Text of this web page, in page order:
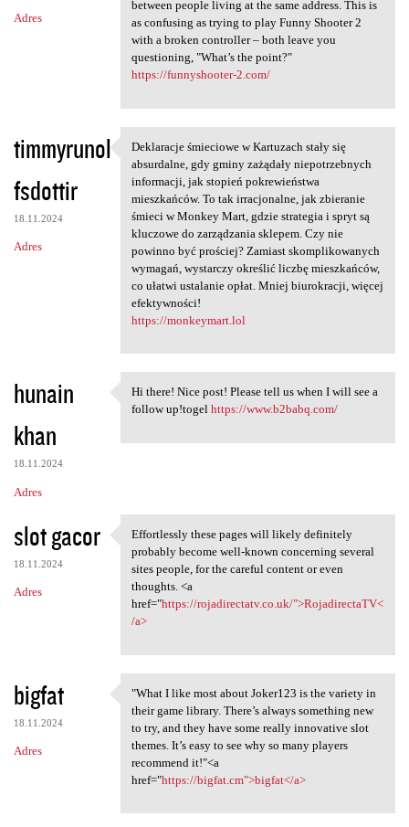
Adres
between people living at the same address. This is
as confusing as trying to play Funny Shooter 2
with a broken controller – both leave you
questioning, "What’s the point?"
https://funnyshooter-2.com/
timmyrunol
fsdottir
18.11.2024
Adres
Deklaracje śmieciowe w
Deklaracje śmieciowe w Kartuzach stały się
absurdalne, gdy gminy zażądały niepotrzebnych
informacji, jak stopień pokrewieństwa
mieszkańców. To tak irracjonalne, jak zbieranie
śmieci w Monkey Mart, gdzie strategia i spryt są
kluczowe do zarządzania sklepem. Czy nie
powinno być prościej? Zamiast skomplikowanych
wymagań, wystarczy określić liczbę mieszkańców,
co ułatwi ustalanie opłat. Mniej biurokracji, więcej
efektywności!
https://monkeymart.lol
hunain
khan
18.11.2024
Adres
Hi there! Nice post! Please
Hi there! Nice post! Please tell us when I will see a
follow up!togel https://www.b2babq.com/
slot gacor
18.11.2024
Adres
Effortlessly these pages will
Effortlessly these pages will likely definitely
probably become well-known concerning several
sites people, for the careful content or even
thoughts. <a
href="https://rojadirectatv.co.uk/">RojadirectaTV<
/a>
bigfat
18.11.2024
Adres
"What I like most about
"What I like most about Joker123 is the variety in
their game library. There’s always something new
to try, and they have some really innovative slot
themes. It’s easy to see why so many players
recommend it!"<a
href="https://bigfat.cm">bigfat</a>